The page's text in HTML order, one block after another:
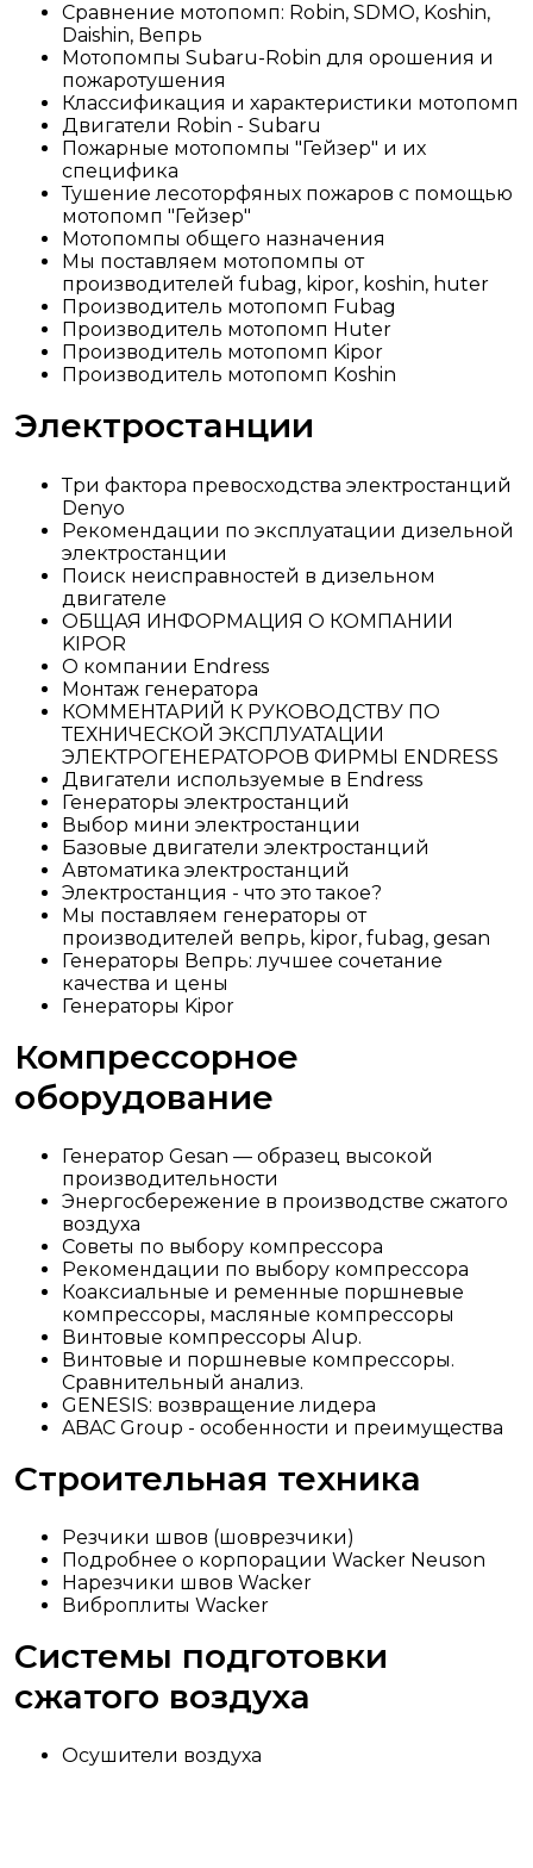
Сравнение мотопомп: Robin, SDMO, Koshin,
Daishin, Вепрь
Мотопомпы Subaru-Robin для орошения и
пожаротушения
Классификация и характеристики мотопомп
Двигатели Robin - Subaru
Пожарные мотопомпы "Гейзер" и их
специфика
Тушение лесоторфяных пожаров с помощью
мотопомп "Гейзер"
Мотопомпы общего назначения
Мы поставляем мотопомпы от
производителей fubag, kipor, koshin, huter
Производитель мотопомп Fubag
Производитель мотопомп Huter
Производитель мотопомп Kipor
Производитель мотопомп Koshin
Электростанции
Три фактора превосходства электростанций
Denyo
Рекомендации по эксплуатации дизельной
электростанции
Поиск неисправностей в дизельном
двигателе
ОБЩАЯ ИНФОРМАЦИЯ О КОМПАНИИ
KIPOR
О компании Endress
Монтаж генератора
КОММЕНТАРИЙ К РУКОВОДСТВУ ПО
ТЕХНИЧЕСКОЙ ЭКСПЛУАТАЦИИ
ЭЛЕКТРОГЕНЕРАТОРОВ ФИРМЫ ENDRESS
Двигатели используемые в Endress
Генераторы электростанций
Выбор мини электростанции
Базовые двигатели электростанций
Автоматика электростанций
Электростанция - что это такое?
Мы поставляем генераторы от
производителей вепрь, kipor, fubag, gesan
Генераторы Вепрь: лучшее сочетание
качества и цены
Генераторы Kipor
Компрессорное
оборудование
Генератор Gesan — образец высокой
производительности
Энергосбережение в производстве сжатого
воздуха
Советы по выбору компрессора
Рекомендации по выбору компрессора
Коаксиальные и ременные поршневые
компрессоры, масляные компрессоры
Винтовые компрессоры Alup.
Винтовые и поршневые компрессоры.
Сравнительный анализ.
GENESIS: возвращение лидера
ABAC Group - особенности и преимущества
Строительная техника
Резчики швов (шоврезчики)
Подробнее о корпорации Wacker Neuson
Нарезчики швов Wacker
Виброплиты Wacker
Системы подготовки
сжатого воздуха
Осушители воздуха